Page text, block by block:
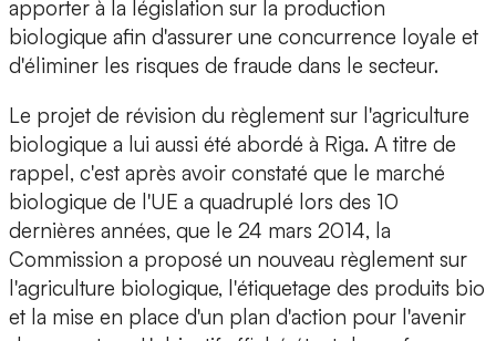
apporter à la législation sur la production
biologique afin d'assurer une concurrence loyale et
d'éliminer les risques de fraude dans le secteur.
Le projet de révision du règlement sur l'agriculture
biologique a lui aussi été abordé à Riga. A titre de
rappel, c'est après avoir constaté que le marché
biologique de l'UE a quadruplé lors des 10
dernières années, que le 24 mars 2014, la
Commission a proposé un nouveau règlement sur
l'agriculture biologique, l'étiquetage des produits bio
et la mise en place d'un plan d'action pour l'avenir